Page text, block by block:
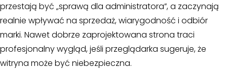
przestają być „sprawą dla administratora”, a zaczynają
realnie wpływać na sprzedaż, wiarygodność i odbiór
marki. Nawet dobrze zaprojektowana strona traci
profesjonalny wygląd, jeśli przeglądarka sugeruje, że
witryna może być niebezpieczna.